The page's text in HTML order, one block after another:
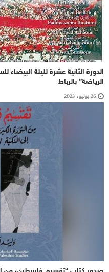
الدورة الثانية عشرة لليلة
الرياضة” بالرباط
26 يونيو، 2023